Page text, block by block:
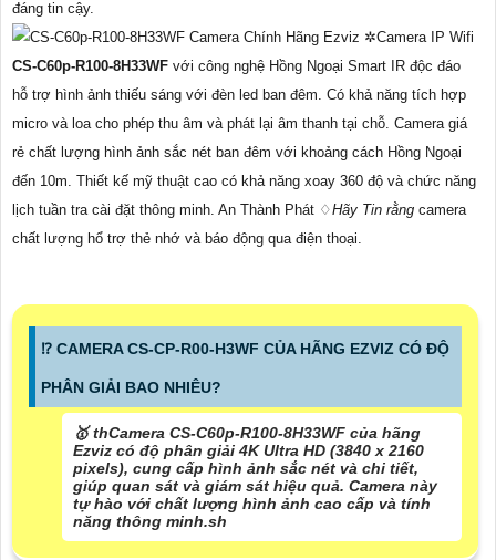
đáng tin cậy.
Camera IP Wifi
CS-C60p-R100-8H33WF với công nghệ Hồng Ngoại Smart IR độc đáo
hỗ trợ hình ảnh thiếu sáng với đèn led ban đêm. Có khả năng tích hợp
micro và loa cho phép thu âm và phát lại âm thanh tại chỗ. Camera giá
rẻ chất lượng hình ảnh sắc nét ban đêm với khoảng cách Hồng Ngoại
đến 10m. Thiết kế mỹ thuật cao có khả năng xoay 360 độ và chức năng
lịch tuần tra cài đặt thông minh. An Thành Phát ♢Hãy Tin rằng camera
chất lượng hổ trợ thẻ nhớ và báo động qua điện thoại.
⁉️ CAMERA CS-CP-R00-H3WF CỦA HÃNG EZVIZ CÓ ĐỘ
PHÂN GIẢI BAO NHIÊU?
🥇 thCamera CS-C60p-R100-8H33WF của hãng
Ezviz có độ phân giải 4K Ultra HD (3840 x 2160
pixels), cung cấp hình ảnh sắc nét và chi tiết,
giúp quan sát và giám sát hiệu quả. Camera này
tự hào với chất lượng hình ảnh cao cấp và tính
năng thông minh.sh